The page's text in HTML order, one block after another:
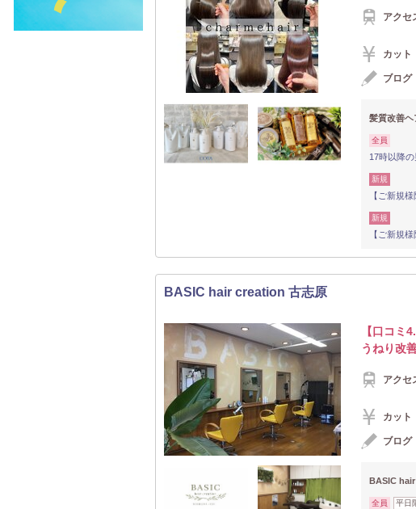
アクセ
カット
ブログ
髪質改善
全員
17時以降
新規
【ご新規
新規
【ご新規
BASIC hair creation 古志原
【口コミ
うねり改
アクセ
カット
ブログ
BASIC
全員 平日